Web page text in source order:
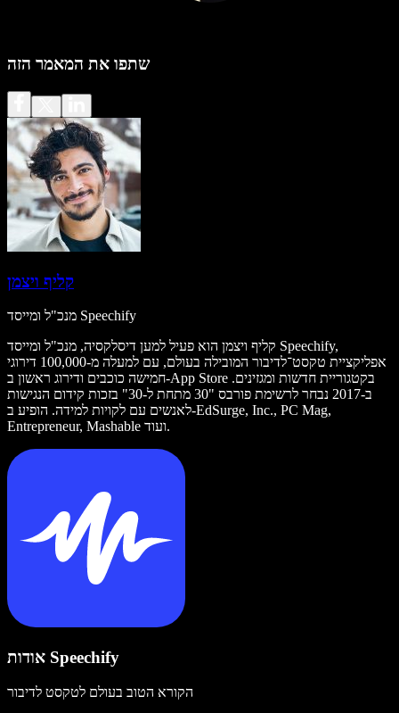
שתפו את המאמר הזה
קליף ויצמן
מנכ"ל ומייסד Speechify
קליף ויצמן הוא פעיל למען דיסלקסיה, מנכ"ל ומייסד Speechify,
אפליקציית טקסט־לדיבור המובילה בעולם, עם למעלה מ-100,000 דירוגי
חמישה כוכבים ודירוג ראשון ב-App Store בקטגוריית חדשות ומגזינים.
ב-2017 נבחר לרשימת פורבס "30 מתחת ל-30" בזכות קידום הנגישות
לאנשים עם לקויות למידה. הופיע ב-EdSurge, Inc., PC Mag,
Entrepreneur, Mashable ועוד.
אודות Speechify
הקורא הטוב בעולם לטקסט לדיבור